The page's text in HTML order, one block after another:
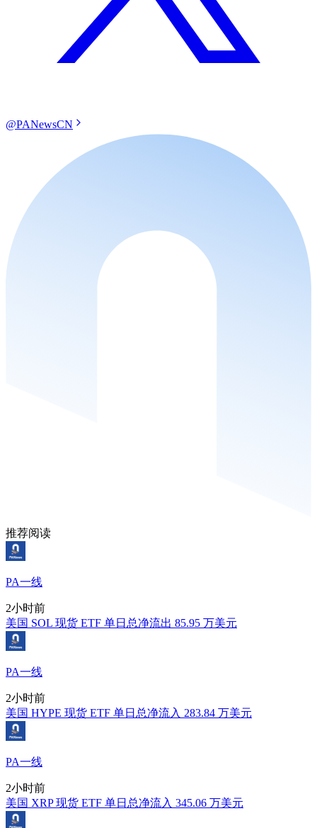
@PANewsCN
推荐阅读
PA一线
2小时前
美国 SOL 现货 ETF 单日总净流出 85.95 万美元
PA一线
2小时前
美国 HYPE 现货 ETF 单日总净流入 283.84 万美元
PA一线
2小时前
美国 XRP 现货 ETF 单日总净流入 345.06 万美元